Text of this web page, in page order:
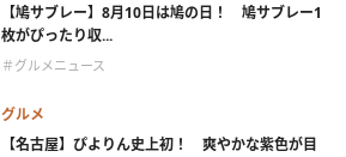
【鳩サブレー】8月10日は鳩の日！ 鳩サブレー1
枚がぴったり収...
＃グルメニュース
グルメ
【名古屋】ぴよりん史上初！ 爽やかな紫色が目